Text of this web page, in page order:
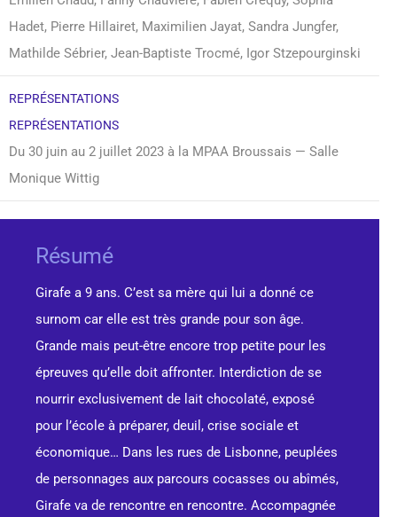
Hadet, Pierre Hillairet, Maximilien Jayat, Sandra Jungfer,
Mathilde Sébrier, Jean-Baptiste Trocmé, Igor Stzepourginski
REPRÉSENTATIONS
REPRÉSENTATIONS
Du 30 juin au 2 juillet 2023 à la MPAA Broussais — Salle
Monique Wittig
Résumé
Girafe a 9 ans. C’est sa mère qui lui a donné ce
surnom car elle est très grande pour son âge.
Grande mais peut-être encore trop petite pour les
épreuves qu’elle doit affronter. Interdiction de se
nourrir exclusivement de lait chocolaté, exposé
pour l’école à préparer, deuil, crise sociale et
économique… Dans les rues de Lisbonne, peuplées
de personnages aux parcours cocasses ou abîmés,
Girafe va de rencontre en rencontre. Accompagnée